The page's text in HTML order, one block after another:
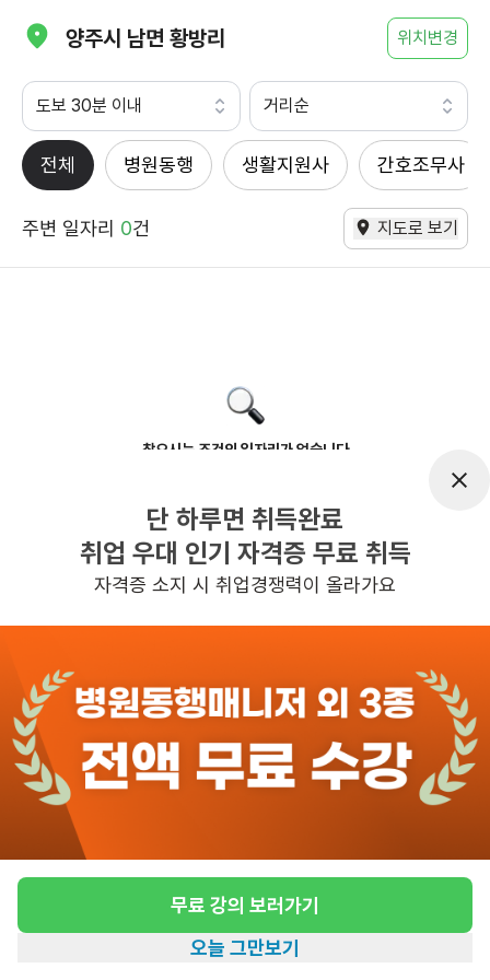
양주시 남면 황방리 위치변경
도보 30분 이내 거리순
전체 병원동행 생활지원사 간호조무사
주변 일자리 0건 지도로 보기
찾으시는 조건의 일자리가 없습니다
반경 3KM 이내의 일자리 확인하기
단 하루면 취득완료
취업 우대 인기 자격증 무료 취득
자격증 소지 시 취업경쟁력이 올라가요
무료 강의 보러가기
오늘 그만보기